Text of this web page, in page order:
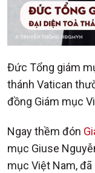
Đức Tổng giám
thánh Vatican
đồng Giám mục
Ngay thềm đón
mục Giuse
mục Việt Nam,